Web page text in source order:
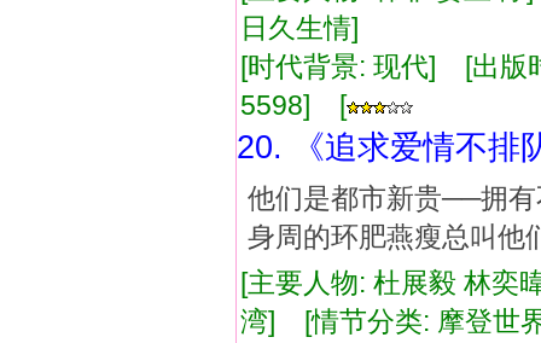
日久生情]
[时代背景: 现代] [出
5598] [
20. 《追求爱情不排
他们是都市新贵──拥
身周的环肥燕瘦总叫
[主要人物: 杜展毅 林奕
湾] [情节分类: 摩登世